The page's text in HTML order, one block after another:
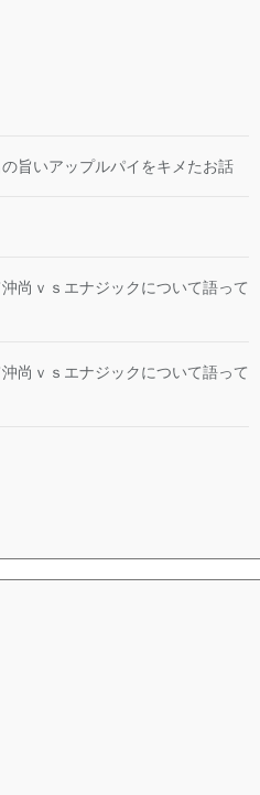
の旨いアップルパイをキメたお話
尚ｖｓエナジックについて語って
尚ｖｓエナジックについて語って